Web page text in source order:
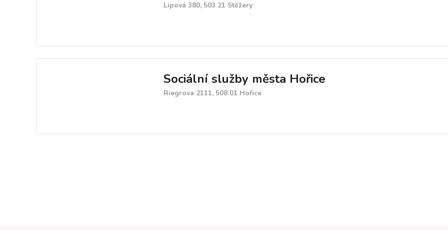
Lipová 380, 503 21 Stěžery
Sociální služby města Hořice
Riegrova 2111, 508 01 Hořice